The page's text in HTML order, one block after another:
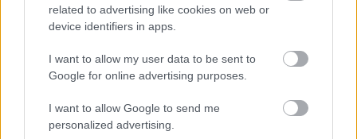
related to advertising like cookies on web or
device identifiers in apps.
I want to allow my user data to be sent to
Google for online advertising purposes.
I want to allow Google to send me
personalized advertising.
борба с рака
Ядките макадамия привличат вниманието
заради евентуалната си роля в борбата с рака. Те